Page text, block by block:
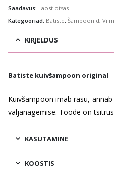
Saadavus: Laost otsas
Kategooriad: Batiste, Šampoonid,
KIRJELDUS
Batiste kuivšampoon original
Kuivšampoon imab rasu,
väljanägemise. Toode on
KASUTAMINE
KOOSTIS